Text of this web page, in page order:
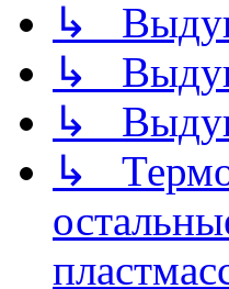
↳ Выдув
↳
↳
↳